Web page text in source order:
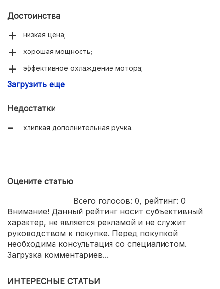
Достоинства
низкая цена;
хорошая мощность;
эффективное охлаждение мотора;
фиксация кнопки включения.
Загрузить еще
Недостатки
хлипкая дополнительная ручка.
Оцените статью
Всего голосов: 0, рейтинг: 0
Внимание! Данный рейтинг носит субъективный
характер, не является рекламой и не служит
руководством к покупке. Перед покупкой
необходима консультация со специалистом.
Загрузка комментариев...
ИНТЕРЕСНЫЕ СТАТЬИ